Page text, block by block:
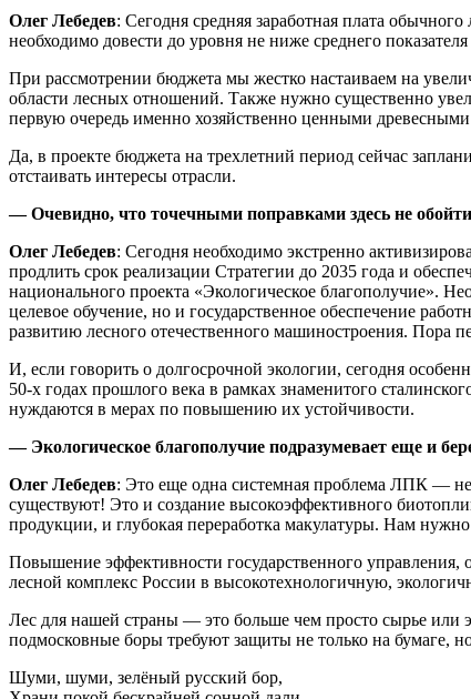
Олег Лебедев: Сегодня средняя заработная плата
необходимо довести до уровня не ниже среднего
При рассмотрении бюджета мы жестко настаиваем на
области лесных отношений. Также нужно существенно
первую очередь именно хозяйственно ценными
Да, в проекте бюджета на трехлетний период сейчас
отстаивать интересы отрасли.
— Очевидно, что точечными поправками здесь не
Олег Лебедев: Сегодня необходимо экстренно
продлить срок реализации Стратегии до 2035 года и
национального проекта «Экологическое благополучие».
целевое обучение, но и государственное обеспечение
развитию лесного отечественного машиностроения. Пора
И, если говорить о долгосрочной экологии, сегодня
50-х годах прошлого века в рамках знаменитого
нуждаются в мерах по повышению их устойчивости.
— Экологическое благополучие подразумевает еще и
Олег Лебедев: Это еще одна системная проблема ЛПК —
существуют! Это и создание высокоэффективного
продукции, и глубокая переработка макулатуры. Нам
Повышение эффективности государственного управления,
лесной комплекс России в высокотехнологичную,
Лес для нашей страны — это больше чем просто сырье или
подмосковные боры требуют защиты не только на бумаге,
Шуми, шуми, зелёный русский бор,